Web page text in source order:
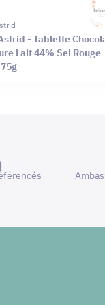
- Tablette
Lait 44% Sel Rouge